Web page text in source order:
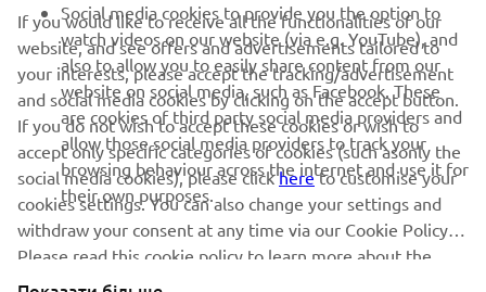
ПІДПИШІТЬСЯ
Ознайомтеся з нашою Політикою конфіденційності, щоб
дізнатися, як ми обробляємо ваші персональні дані:Політика
конфіденційності
Ukraine (Ukrainian)
Social media cookies to provide you the option to
watch videos on our website (via e.g. YouTube), and
also to allow you to easily share content from our
website on social media, such as Facebook. These
are cookies of third party social media providers and
allow those social media providers to track your
browsing behaviour across the internet and use it for
their own purposes.
If you would like to receive all the functionalities of our
website, and see offers and advertisements tailored to
your interests, please accept the tracking/advertisement
and social media cookies by clicking on the accept button.
If you do not wish to accept these cookies or wish to
accept only specific categories of cookies (such asonly the
social media cookies), please clickhereto customise your
cookies settings. You can also change your settings and
withdraw your consent at any time via our Cookie Policy.
Please read this cookie policy to learn more about the
cookies we use and how we use them.